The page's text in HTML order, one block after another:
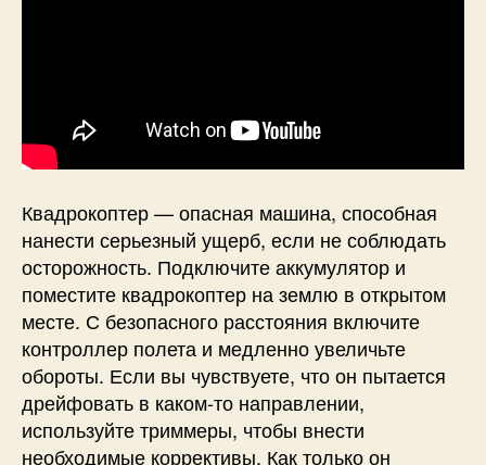
Квадрокоптер — опасная машина, способная
нанести серьезный ущерб, если не соблюдать
осторожность. Подключите аккумулятор и
поместите квадрокоптер на землю в открытом
месте. С безопасного расстояния включите
контроллер полета и медленно увеличьте
обороты. Если вы чувствуете, что он пытается
дрейфовать в каком-то направлении,
используйте триммеры, чтобы внести
необходимые коррективы. Как только он